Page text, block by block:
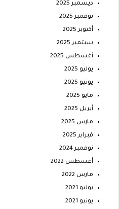
ديسمبر 2025
نوفمبر 2025
أكتوبر 2025
سبتمبر 2025
أغسطس 2025
يوليو 2025
يونيو 2025
مايو 2025
أبريل 2025
مارس 2025
فبراير 2025
نوفمبر 2024
أغسطس 2022
مارس 2022
يوليو 2021
يونيو 2021